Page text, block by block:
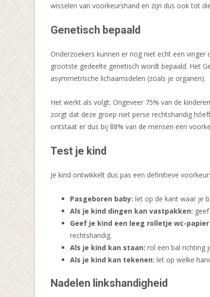
wisselen van voorkeurshand en zijn dus ook tot
Genetisch bepaald
Onderzoekers kunnen er nog niet echt een
grootste gedeelte genetisch wordt bepaald. Het
asymmetrische lichaamsdelen (zoals je organen).
Het werkt als volgt: Ongeveer 75% van de
zorgt dat deze groep niet perse rechtshandig
ontstaat er dus bij 88% van de mensen een
Test je kind
Je kind ontwikkelt dus pas een definitieve
Pasgeboren baby: let op de kant waar je
Als je kind dingen kan vastpakken:
Geef je kind een leeg rolletje wc-
rechtshandig.
Als je kind kan staan: rol een bal richting
Als je kind kan tekenen: let op welke
Nadelen linkshandigheid